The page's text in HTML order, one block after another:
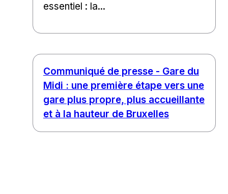
essentiel : la...
Communiqué de presse - Gare du
Midi : une première étape vers une
gare plus propre, plus accueillante
et à la hauteur de Bruxelles